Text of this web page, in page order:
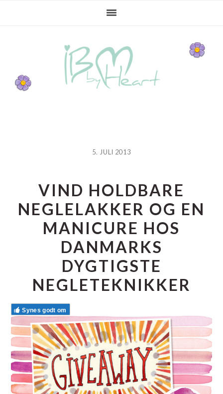
5. JULI 2013
VIND HOLDBARE
NEGLELAKKER OG EN
MANICURE HOS
DANMARKS
DYGTIGSTE
NEGLETEKNIKKER
Synes godt om